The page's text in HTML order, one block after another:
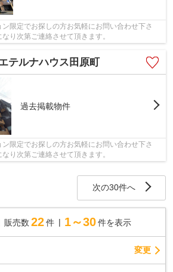
限定でお探しの方お気軽にお問い合わせ下さ
り次第ご連絡させて頂きます。
テルナハウス田原町
過去掲載物件
限定でお探しの方お気軽にお問い合わせ下さ
り次第ご連絡させて頂きます。
次の30件へ
販売数 22 件 1～30 件を表示
変更